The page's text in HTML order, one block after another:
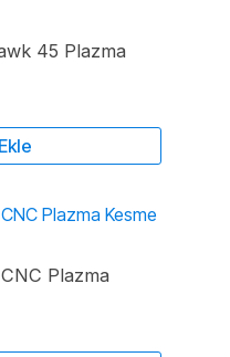
45 Plazma
Plazma